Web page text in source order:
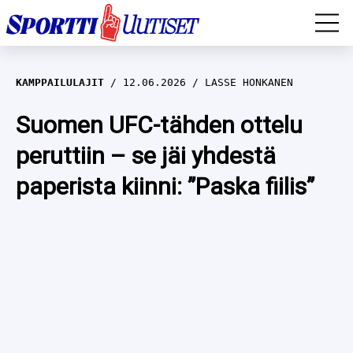
EM-YLEISURHEILU
JÄÄKIEKKO
YLEISURHEILU
WILMA HELTELÄ
TALVILAJIT
KAMPPAILULAJIT 12.06.2026 LASSE HONKANEN
Suomen UFC-tähden ottelu
peruttiin – se jäi yhdestä
paperista kiinni: ”Paska fiilis”